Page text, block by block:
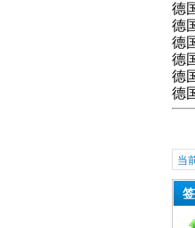
德
德
德
德
德
德
当